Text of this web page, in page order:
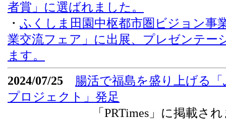
者賞」に選ばれました。
・ ふくしま田園中枢都市圏ビジョン事
業交流フェア」に出展、プレゼンテー
ます。
2024/07/25
腸活で福島を盛り上げる
プロジェクト」発足
「PRTimes」に掲載されま